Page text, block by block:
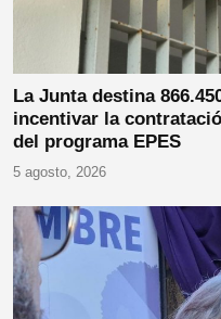
La Junta destina
incentivar la
del programa EPES
5 agosto, 2026